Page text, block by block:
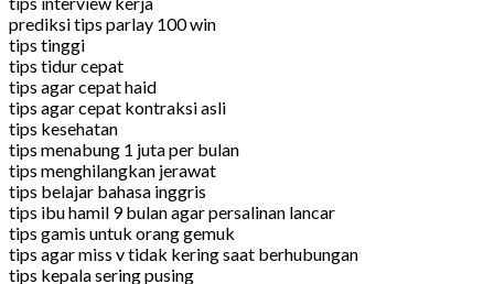
prediksi tips parlay 100 win
tips tinggi
tips tidur cepat
tips agar cepat haid
tips agar cepat kontraksi asli
tips kesehatan
tips menabung 1 juta per bulan
tips menghilangkan jerawat
tips belajar bahasa inggris
tips ibu hamil 9 bulan agar persalinan lancar
tips gamis untuk orang gemuk
tips agar miss v tidak kering saat berhubungan
tips kepala sering pusing